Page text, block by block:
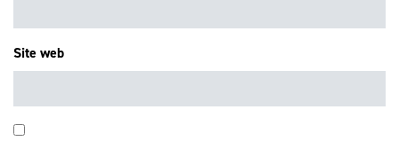
Site web